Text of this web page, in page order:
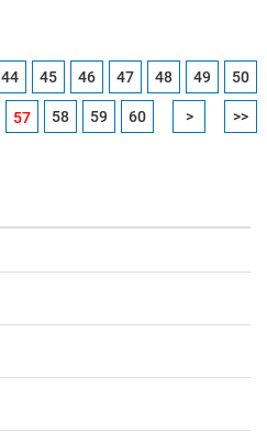
44 45 46 47 48 49 50
57 58 59 60 > >>